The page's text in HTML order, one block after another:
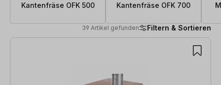
Kantenfräse OFK 500 Kantenfräse OFK 700
39 Artikel gefunden Filtern & Sortieren
39 Artikel gefunden